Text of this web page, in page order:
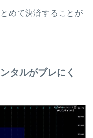
めて決済することが
タルがブレにく